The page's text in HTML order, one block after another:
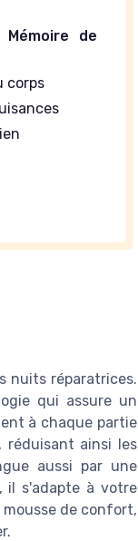
Mémoire de
corps
nuits réparatrices.
qui assure un
à chaque partie
ainsi les
aussi par une
il s'adapte à votre
de confort,